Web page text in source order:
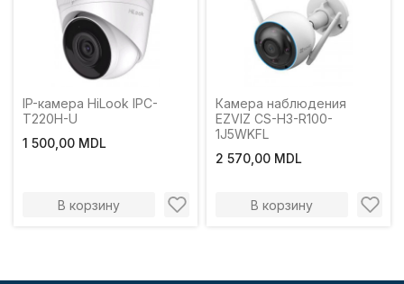
IP-камера HiLook IPC-
T220H-U
1 500,00 MDL
В корзину
Камера наблюдения
EZVIZ CS-H3-R100-
1J5WKFL
2 570,00 MDL
В корзину